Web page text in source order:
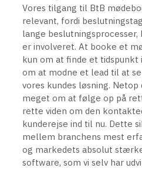
Vores tilgang til BtB
relevant, fordi
lange
er involveret. At booke et
kun om at finde et tidspunkt
om at modne et lead til at
vores kundes løsning.
meget om at følge op på
rette viden om den
kunderejse ind til nu. Dette
mellem branchens mest
og markedets absolut
software, som vi selv har